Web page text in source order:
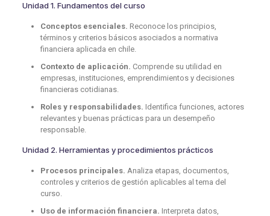
Unidad 1. Fundamentos del curso
Conceptos esenciales. Reconoce los principios,
términos y criterios básicos asociados a normativa
financiera aplicada en chile.
Contexto de aplicación. Comprende su utilidad en
empresas, instituciones, emprendimientos y decisiones
financieras cotidianas.
Roles y responsabilidades. Identifica funciones, actores
relevantes y buenas prácticas para un desempeño
responsable.
Unidad 2. Herramientas y procedimientos prácticos
Procesos principales. Analiza etapas, documentos,
controles y criterios de gestión aplicables al tema del
curso.
Uso de información financiera. Interpreta datos,